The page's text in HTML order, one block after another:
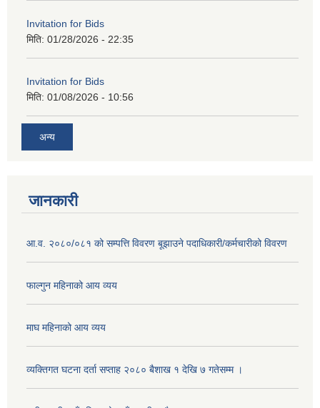
Invitation for Bids
मिति: 01/28/2026 - 22:35
Invitation for Bids
मिति: 01/08/2026 - 10:56
अन्य
जानकारी
आ.व. २०८०/०८१ को सम्पत्ति विवरण बूझाउने पदाधिकारी/कर्मचारीको विवरण
फाल्गुन महिनाको आय व्यय
माघ महिनाको आय व्यय
व्यक्तिगत घटना दर्ता सप्ताह २०८० बैशाख १ देखि ७ गतेसम्म ।